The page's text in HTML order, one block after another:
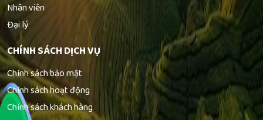
Nhân viên
Đại lý
CHÍNH SÁCH DỊCH VỤ
Chính sách bảo mật
Chính sách hoạt động
Chính sách khách hàng